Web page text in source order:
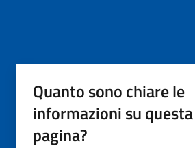
Quanto sono chiare le
informazioni su questa
pagina?